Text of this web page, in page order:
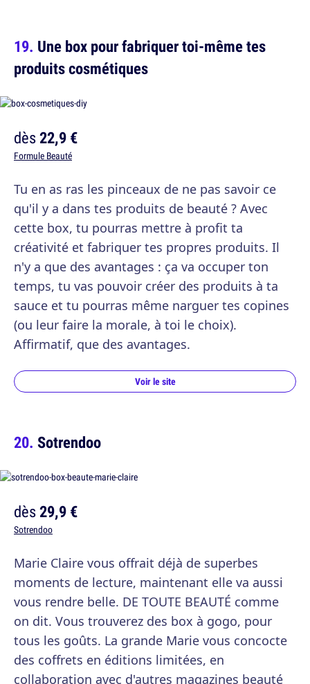
Une box pour fabriquer toi-même tes
produits cosmétiques
dès22,9 €
Formule Beauté
Tu en as ras les pinceaux de ne pas savoir ce
qu'il y a dans tes produits de beauté ? Avec
cette box, tu pourras mettre à profit ta
créativité et fabriquer tes propres produits. Il
n'y a que des avantages : ça va occuper ton
temps, tu vas pouvoir créer des produits à ta
sauce et tu pourras même narguer tes copines
(ou leur faire la morale, à toi le choix).
Affirmatif, que des avantages.
Voir le site
Sotrendoo
dès29,9 €
Sotrendoo
Marie Claire vous offrait déjà de superbes
moments de lecture, maintenant elle va aussi
vous rendre belle. DE TOUTE BEAUTÉ comme
on dit. Vous trouverez des box à gogo, pour
tous les goûts. La grande Marie vous concocte
des coffrets en éditions limitées, en
collaboration avec d'autres magazines beauté